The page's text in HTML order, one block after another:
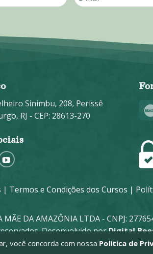
mail
Sinimbu, 208, Perissê
RJ - CEP: 28613-270
| Termos e Condições dos Cursos |
DA AMAZÔNIA LTDA - CNPJ:
Desenvolvido porDigital
você concorda com nossa Política de